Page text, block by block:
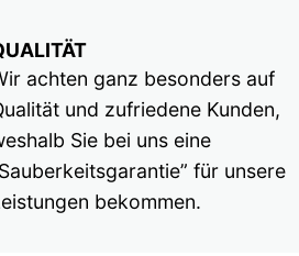
achten ganz besonders auf
und zufriedene Kunden,
Sie bei uns eine
für unsere
bekommen.